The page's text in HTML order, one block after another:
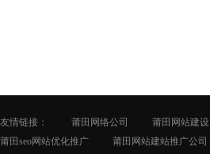
友情链接： 莆田网络公司 莆田网站建设
莆田seo网站优化推广
莆田网站建站推广公司